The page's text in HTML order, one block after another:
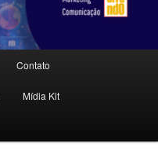
Contato
Mídia Kit